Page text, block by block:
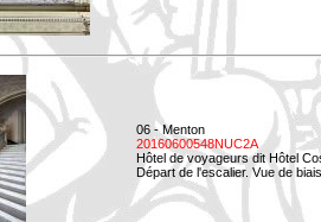
06 - Menton
20160600548NUC2A
Hôtel de voyageurs dit Hôtel
Départ de l'escalier. Vue de